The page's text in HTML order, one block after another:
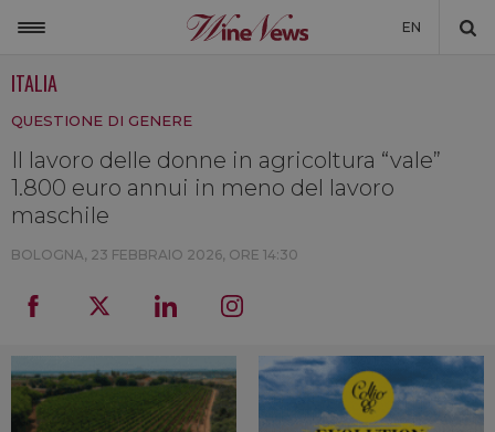
EN
NON SOLO VINO
LA CANTINA DI WINENEWS
DICONO DI NOI
ITALIA
QUESTIONE DI GENERE
Il lavoro delle donne in agricoltura “vale”
1.800 euro annui in meno del lavoro
maschile
BOLOGNA, 23 FEBBRAIO 2026, ORE 14:30